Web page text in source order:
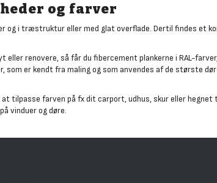
og farver
og i træstruktur eller med glat overflade. Dertil findes et
eller renovere, så får du fibercement plankerne i RAL-
som er kendt fra maling og som anvendes af de største
at tilpasse farven på fx dit carport, udhus, skur eller hegnet
vinduer og døre.